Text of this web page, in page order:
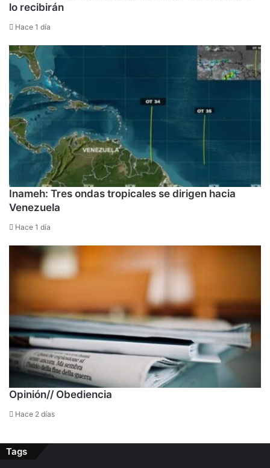
lo recibirán
Hace 1 día
Inameh: Tres ondas tropicales se dirigen hacia
Venezuela
Hace 1 día
Opinión// Obediencia
Hace 2 días
Tags